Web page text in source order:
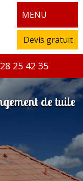
MENU
Devis gratuit
25 42 35
de tuile